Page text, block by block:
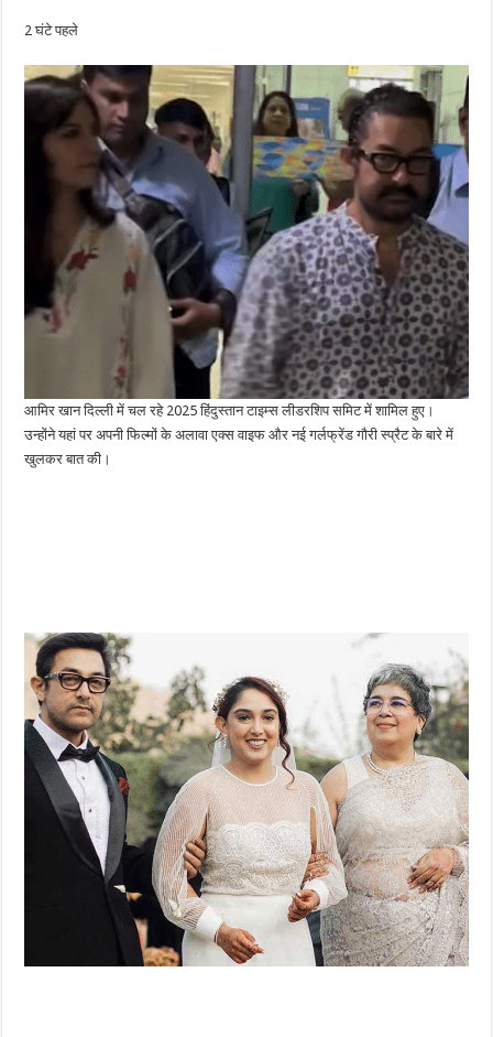
2 घंटे पहले
आमिर खान दिल्ली में चल रहे 2025 हिंदुस्तान टाइम्स लीडरशिप समिट में शामिल हुए।
उन्होंने यहां पर अपनी फिल्मों के अलावा एक्स वाइफ और नई गर्लफ्रेंड गौरी स्प्रैट के बारे में
खुलकर बात की।